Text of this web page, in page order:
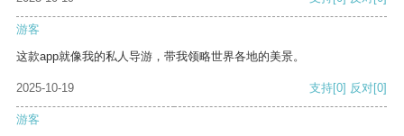
游客
这款app就像我的私人导游，带我领略世界各地的美景。
2025-10-19 支持[0] 反对[0]
游客